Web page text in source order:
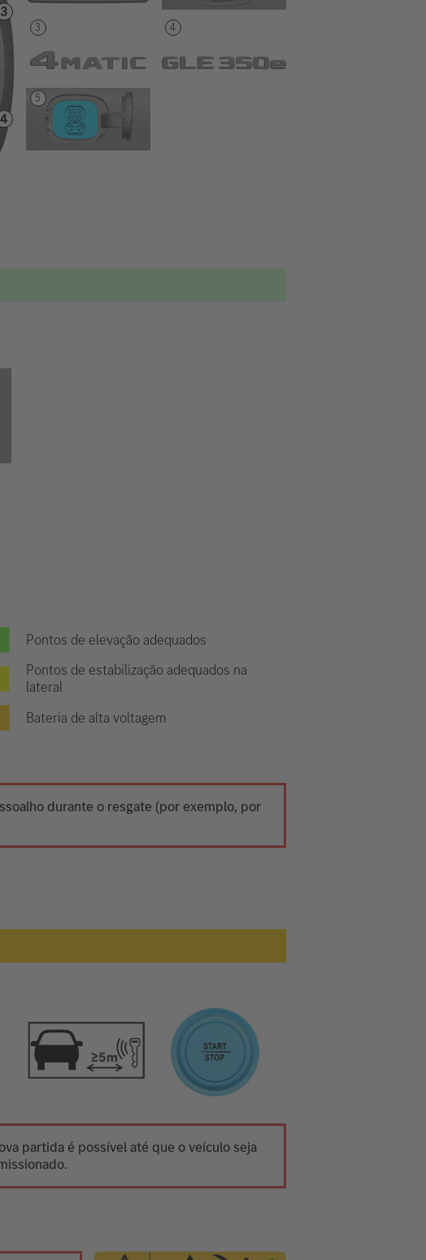
Pontos de elevação adequados
Pontos de estabilização adequados na
lateral
Bateria de alta voltagem
durante o resgate (por exemplo, por
partida é possível até que o veículo seja